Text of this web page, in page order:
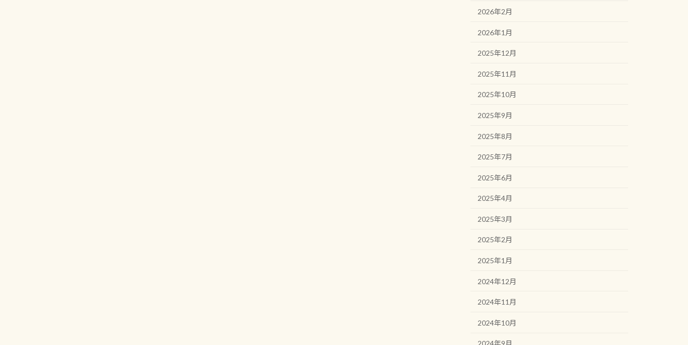
2026年2月
2026年1月
2025年12月
2025年11月
2025年10月
2025年9月
2025年8月
2025年7月
2025年6月
2025年4月
2025年3月
2025年2月
2025年1月
2024年12月
2024年11月
2024年10月